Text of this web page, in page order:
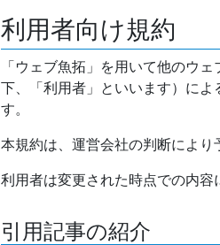
利用者向け規約
「ウェブ魚拓」を用いて他のウ
下、「利用者」といいます）に
す。
本規約は、運営会社の判断により
利用者は変更された時点での内容
引用記事の紹介